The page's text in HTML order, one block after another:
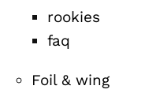
rookies
faq
Foil & wing